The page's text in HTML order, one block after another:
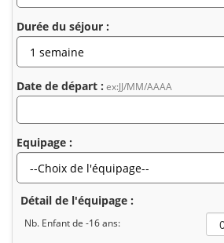
Durée du séjour :
Date de départ : ex:JJ/MM/AAAA
Equipage :
Détail de l'équipage :
Nb. Enfant de -16 ans: